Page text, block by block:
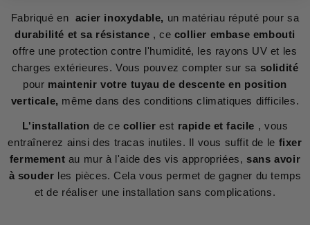
Fabriqué en acier inoxydable, un matériau réputé pour sa
durabilité et sa résistance , ce collier embase embouti
offre une protection contre l'humidité, les rayons UV et les
charges extérieures. Vous pouvez compter sur sa solidité
pour maintenir votre tuyau de descente en position
verticale, même dans des conditions climatiques difficiles.
L'installation de cecollier est rapide et facile , vous
entraînerez ainsi des tracas inutiles. Il vous suffit de le fixer
fermement au mur à l'aide des vis appropriées, sans avoir
à souder les pièces. Cela vous permet de gagner du temps
et de réaliser une installation sans complications.